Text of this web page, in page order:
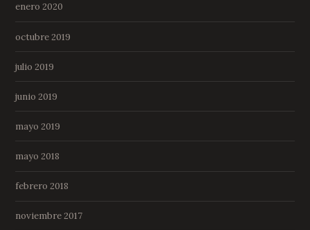
enero 2020
octubre 2019
julio 2019
junio 2019
mayo 2019
mayo 2018
febrero 2018
noviembre 2017